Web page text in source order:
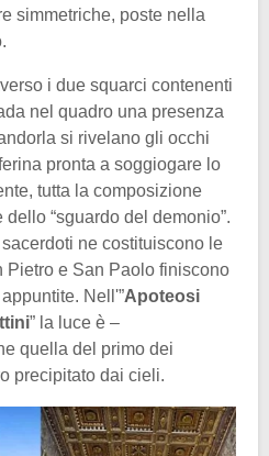
simmetriche, poste nella
i due squarci contenenti
nel quadro una presenza
si rivelano gli occhi
pronta a soggiogare lo
tutta la composizione
“sguardo del demonio”.
ne costituiscono le
Pietro e San Paolo finiscono
Nell'”Apoteosi
” la luce è –
quella del primo dei
precipitato dai cieli.